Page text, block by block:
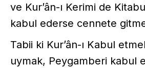
ve Kur’ân-ı Kerimi de
kabul ederse cennete
Tabii ki Kur’ân-ı Kabul
uymak, Peygamberi kabul